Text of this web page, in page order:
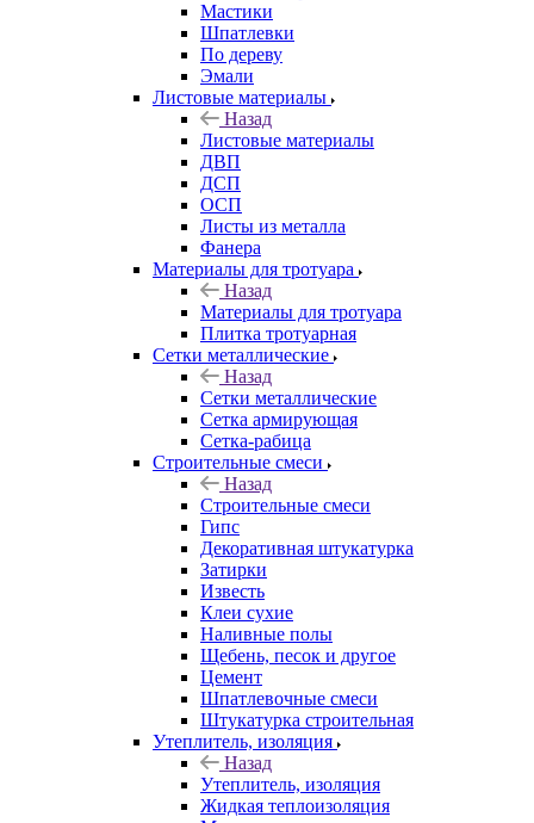
Мастики
Шпатлевки
По дереву
Эмали
Листовые материалы
Назад
Листовые материалы
ДВП
ДСП
ОСП
Листы из металла
Фанера
Материалы для тротуара
Назад
Материалы для тротуара
Плитка тротуарная
Сетки металлические
Назад
Сетки металлические
Сетка армирующая
Сетка-рабица
Строительные смеси
Назад
Строительные смеси
Гипс
Декоративная штукатурка
Затирки
Известь
Клеи сухие
Наливные полы
Щебень, песок и другое
Цемент
Шпатлевочные смеси
Штукатурка строительная
Утеплитель, изоляция
Назад
Утеплитель, изоляция
Жидкая теплоизоляция